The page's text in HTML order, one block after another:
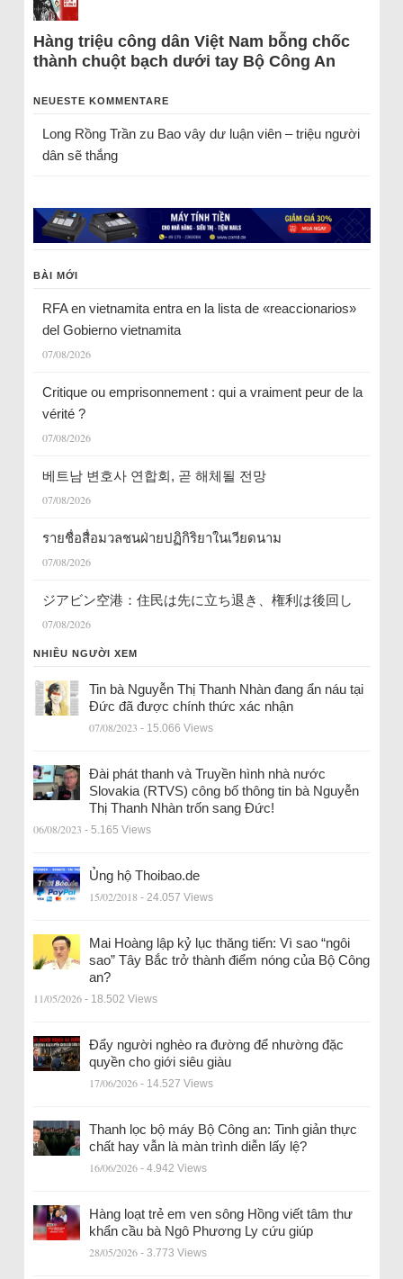
Hàng triệu công dân Việt Nam bỗng chốc
thành chuột bạch dưới tay Bộ Công An
NEUESTE KOMMENTARE
Long Rồng Trầnzu Bao vây dư luận viên – triệu người
dân sẽ thắng
BÀI MỚI
RFA en vietnamita entra en la lista de «reaccionarios»
del Gobierno vietnamita
07/08/2026
Critique ou emprisonnement : qui a vraiment peur de la
vérité ?
07/08/2026
베트남 변호사 연합회, 곧 해체될 전망
07/08/2026
รายชื่อสื่อมวลชนฝ่ายปฏิกิริยาในเวียดนาม
07/08/2026
ジアビン空港：住民は先に立ち退き、権利は後回し
07/08/2026
NHIỀU NGƯỜI XEM
Tin bà Nguyễn Thị Thanh Nhàn đang ẩn náu tại
Đức đã được chính thức xác nhận
07/08/2023 - 15.066 Views
Đài phát thanh và Truyền hình nhà nước
Slovakia (RTVS) công bố thông tin bà Nguyễn
Thị Thanh Nhàn trốn sang Đức!
06/08/2023 - 5.165 Views
Ủng hộ Thoibao.de
15/02/2018 - 24.057 Views
Mai Hoàng lập kỷ lục thăng tiến: Vì sao “ngôi
sao” Tây Bắc trở thành điểm nóng của Bộ Công
an?
11/05/2026 - 18.502 Views
Đẩy người nghèo ra đường để nhường đặc
quyền cho giới siêu giàu
17/06/2026 - 14.527 Views
Thanh lọc bộ máy Bộ Công an: Tinh giản thực
chất hay vẫn là màn trình diễn lấy lệ?
16/06/2026 - 4.942 Views
Hàng loạt trẻ em ven sông Hồng viết tâm thư
khẩn cầu bà Ngô Phương Ly cứu giúp
28/05/2026 - 3.773 Views